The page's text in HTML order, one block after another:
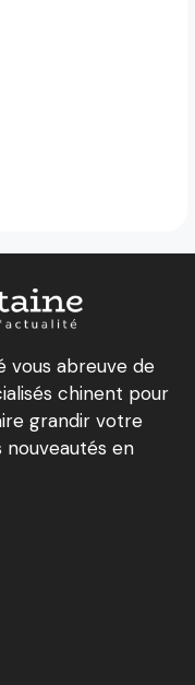
vous abreuve de
chinent pour
grandir votre
en